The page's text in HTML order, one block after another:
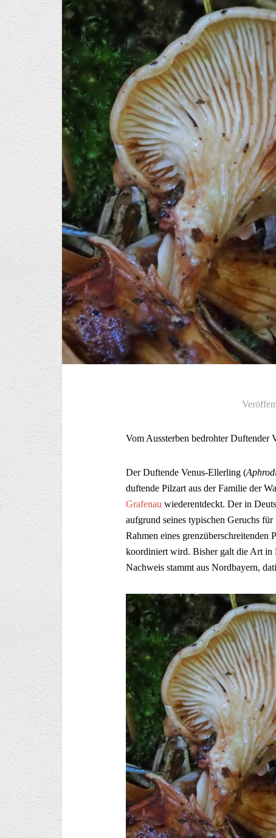
Vom Aussterben bedrohter Duftender
Der Duftende Venus-Ellerling (
duftende Pilzart aus der Familie der
Grafenau wiederentdeckt. Der in
aufgrund seines typischen Geruchs
Rahmen eines
koordiniert wird. Bisher galt die Art in
Nachweis stammt aus Nordbayern,